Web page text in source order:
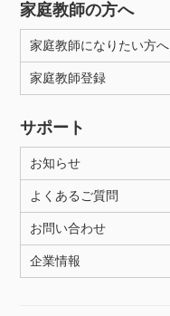
家庭教師の方へ
家庭教師になりたい方へ
家庭教師登録
サポート
お知らせ
よくあるご質問
お問い合わせ
企業情報